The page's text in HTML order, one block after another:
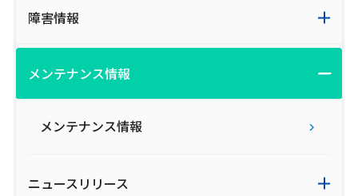
障害情報
メンテナンス情報
メンテナンス情報
ニュースリリース